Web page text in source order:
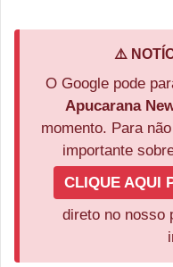
⚠️
O Google pode
Apucarana
momento. Para
importante
CLIQUE AQUI
direto no nosso